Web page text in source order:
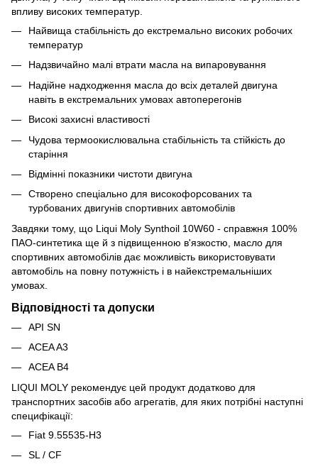
впливу високих температур.
Найвища стабільність до екстремально високих робочих
температур
Надзвичайно малі втрати масла на випаровування
Надійне надходження масла до всіх деталей двигуна
навіть в екстремальних умовах автоперегонів
Високі захисні властивості
Чудова термоокислювальна стабільність та стійкість до
старіння
Відмінні показники чистоти двигуна
Створено спеціально для високофорсованих та
турбованих двигунів спортивних автомобілів
Завдяки тому, що Liqui Moly Synthoil 10W60 - справжня 100%
ПАО-синтетика ще й з підвищенною в'язкостю, масло для
спортивних автомобілів дає можливість використовувати
автомобіль на повну потужність і в найекстремальніших
умовах.
Відповідності та допуски
API SN
ACEA A3
ACEA B4
LIQUI MOLY рекомендує цей продукт додатково для
транспортних засобів або агрегатів, для яких потрібні наступні
специфікації:
Fiat 9.55535-H3
SL / CF